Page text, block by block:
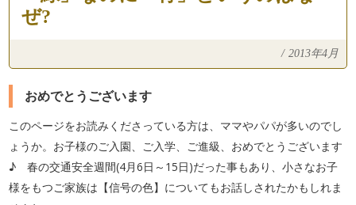
ぜ?
/ 2013年4月
おめでとうございます
このページをお読みくださっている方は、ママやパパが多いのでし
ょうか。お子様のご入園、ご入学、ご進級、おめでとうございます
♪ 春の交通安全週間(4月6日～15日)だった事もあり、小さなお子
様をもつご家族は【信号の色】についてもお話しされたかもしれま